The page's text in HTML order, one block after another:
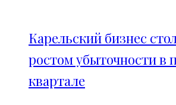
Карельский бизнес
ростом убыточности в
квартале